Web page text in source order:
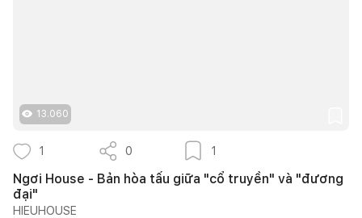
13.060
1 0 1
Ngơi House - Bản hòa tấu giữa "cổ truyền" và "đương
đại"
HIEUHOUSE